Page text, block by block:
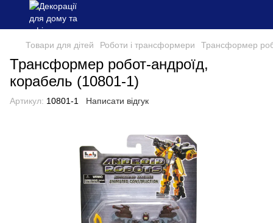
Товари для дітей Роботи і трансформери Трансформер
Трансформер робот-андроїд,
корабель (10801-1)
Артикул: 10801-1 Написати відгук